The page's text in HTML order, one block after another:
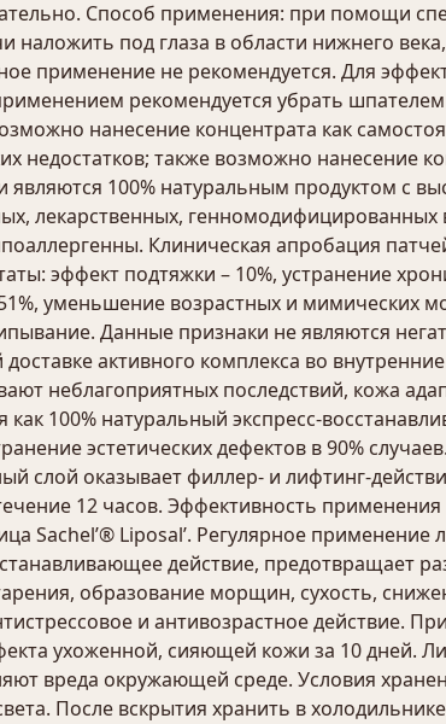
Способ применения: при помощи
наложить под глаза в области нижнего
применение не рекомендуется. Для
рекомендуется убрать
нанесение концентрата как
недостатков; также возможно нанесение
100% натуральным продуктом с
лекарственных,
Клиническая апробация
эффект подтяжки – 10%, устранение
51%, уменьшение возрастных и
Данные признаки не являются
активного комплекса во
неблагоприятных последствий, кожа
как 100% натуральный экспресс-
эстетических дефектов в 90%
слой оказывает филлер- и лифтинг-
12 часов. Эффективность
Sachel’® Liposal’. Регулярное
действие, предотвращает
образование морщин, сухость,
и антивозрастное действие.
ухоженной, сияющей кожи за 10 дней.
вреда окружающей среде. Условия
После вскрытия хранить в